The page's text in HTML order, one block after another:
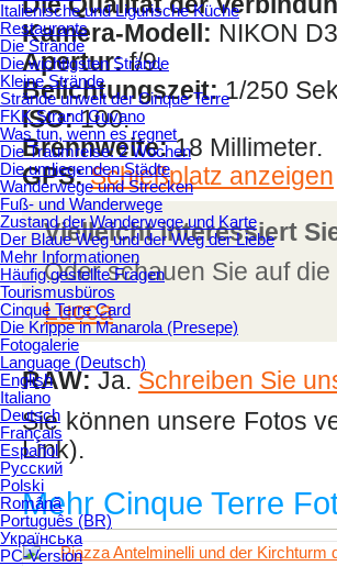
Italienische und Ligurische Küche
Restaurants
Die Strände
Die wichtigsten Strände
Kleine Strände
Strände unweit der Cinque Terre
FKK Strand Guvano
Was tun, wenn es regnet
Die Traumreise: 2 Wochen
Die umliegenden Städte
Wanderwege und Strecken
Fuß- und Wanderwege
Zustand der Wanderwege und Karte
Der Blaue Weg und der Weg der Liebe
Mehr Informationen
Häufig gestellte Fragen
Tourismusbüros
Cinque Terre Card
Die Krippe in Manarola (Presepe)
Fotogalerie
Language (Deutsch)
English
Italiano
Deutsch
Français
Español
Русский
Polski
Română
Português (BR)
Українська
PC-Version
Kamera-Modell: NIKON
Apertur:f/9.
Belichtungszeit:1/250
ISO:100.
Brennweite:18 Millimeter.
GPS: Schießplatz anzeigen
Vielleicht interessiert
Oder schauen Sie auf die
Lucca
RAW:Ja.Schreiben Sie
Sie können unsere Fotos
Link).
Mehr Cinque Terre